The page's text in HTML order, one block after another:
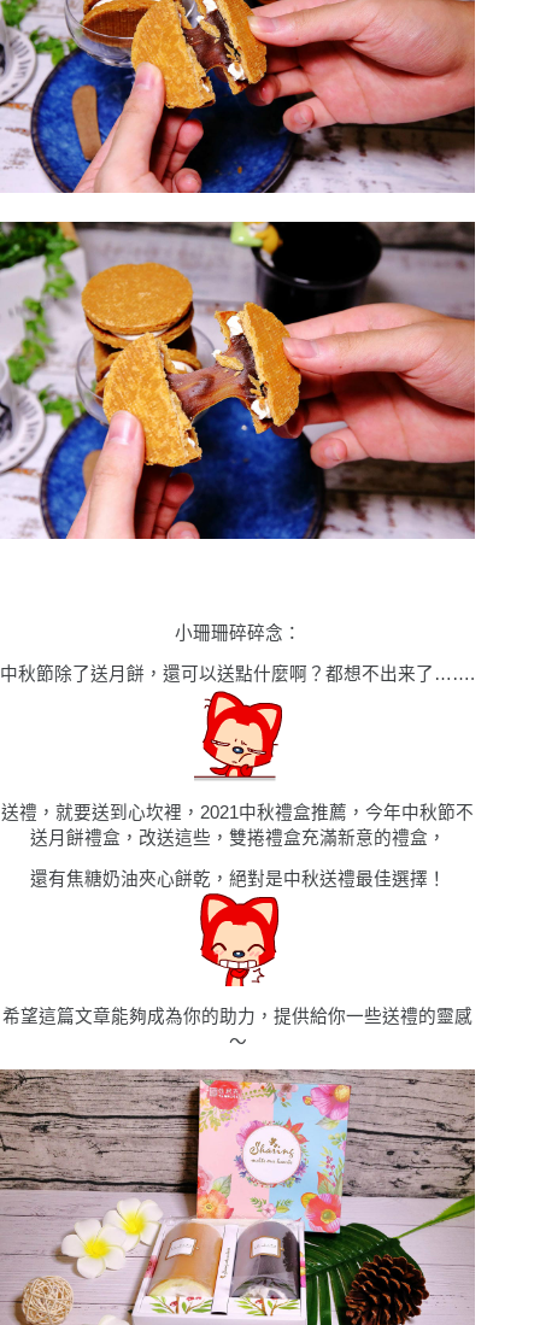
小珊珊碎碎念 ：
中秋節除了送月餅，還可以送點什麼啊 ？都想不出来了 …….
送禮，就要送到心坎裡， 2021中秋禮盒推薦，今年中秋節不
送月餅禮盒，改送這些， 雙捲禮盒充滿新意的禮盒，
還有焦糖奶油夾心餅乾 ，絕對是中秋送禮最佳選擇！
希望這篇文章能夠成為你的助力，提供給你一些送禮的靈感
〜